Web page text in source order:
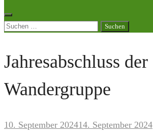
Suchen
Jahresabschluss der
Wandergruppe
10. September 202414. September 2024